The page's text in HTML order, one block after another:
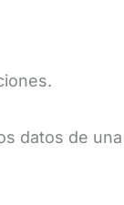
datos de